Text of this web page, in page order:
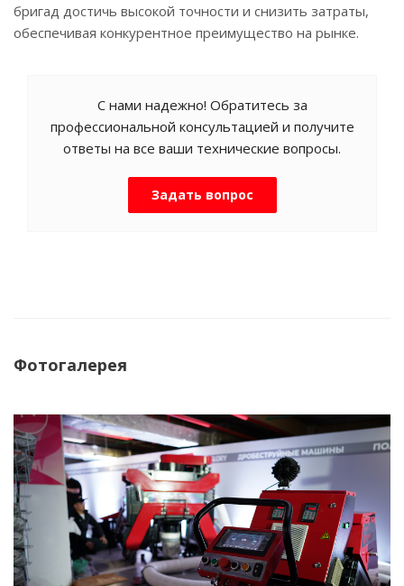
бригад достичь высокой точности и снизить затраты,
обеспечивая конкурентное преимущество на рынке.
С нами надежно! Обратитесь за
профессиональной консультацией и получите
ответы на все ваши технические вопросы.
Задать вопрос
Фотогалерея